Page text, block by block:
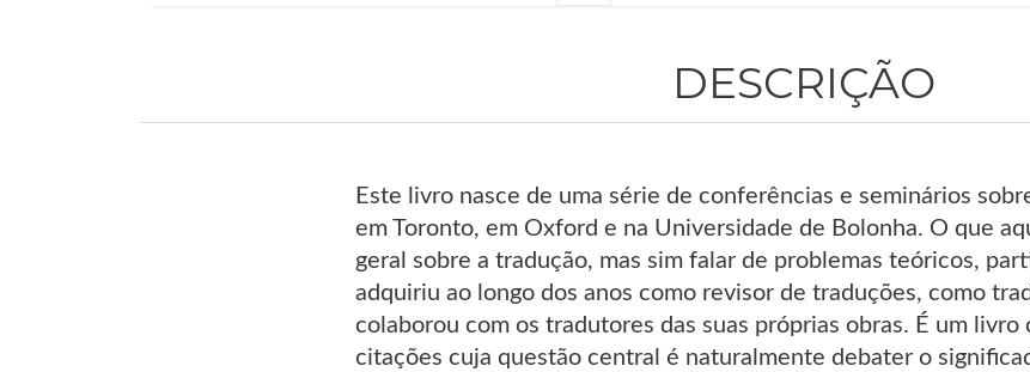
DESCRIÇÃO
Este livro nasce de uma série de conferências e seminários
em Toronto, em Oxford e na Universidade de Bolonha. O que
geral sobre a tradução, mas sim falar de problemas teóricos,
adquiriu ao longo dos anos como revisor de traduções, como
colaborou com os tradutores das suas próprias obras. É um
citações cuja questão central é naturalmente debater o